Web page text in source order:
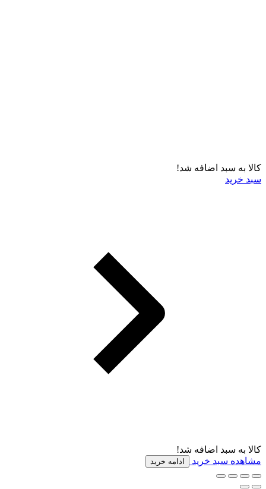
کالا به سبد اضافه شد!
سبد خرید
کالا به سبد اضافه شد!
مشاهده سبد خرید
ادامه خرید